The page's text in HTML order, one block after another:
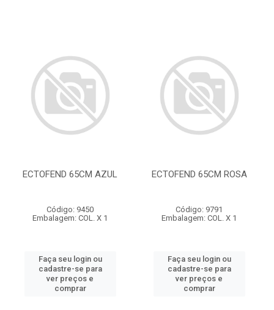
ECTOFEND 65CM AZUL
Código: 9450
Embalagem: COL. X 1
Faça seu login ou
cadastre-se para
ver preços e
comprar
ECTOFEND 65CM ROSA
Código: 9791
Embalagem: COL. X 1
Faça seu login ou
cadastre-se para
ver preços e
comprar